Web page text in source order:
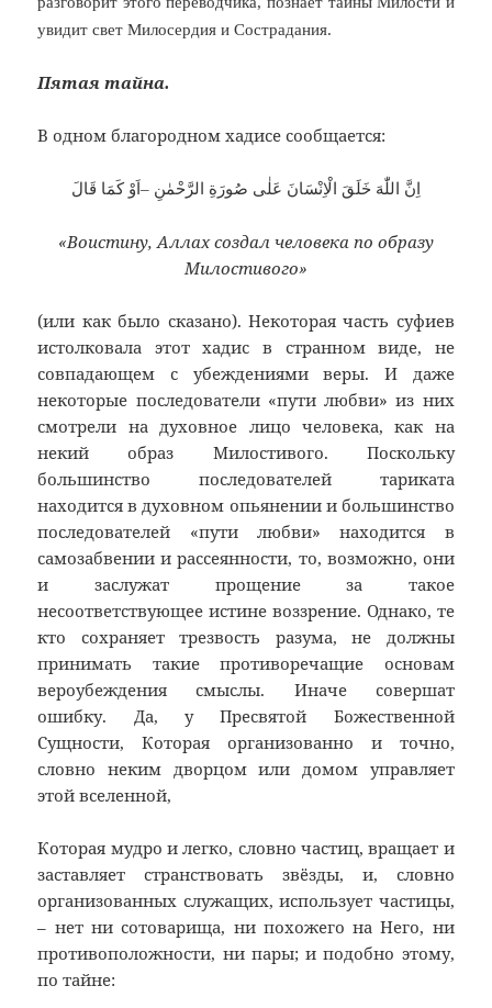
увидит свет Милосердия и Сострадания.
Пятая тайна.
В одном благородном хадисе сообщается:
اِنَّ اللّٰهَ خَلَقَ الْاِنْسَانَ عَلٰى صُورَةِ الرَّحْمٰنِ –اَوْ كَمَا قَالَ
«Воистину, Аллах создал человека по образу
Милостивого»
(или как было сказано). Некоторая часть суфиев
истолковала этот хадис в странном виде, не
совпадающем с убеждениями веры. И даже
некоторые последователи «пути любви» из них
смотрели на духовное лицо человека, как на
некий образ Милостивого. Поскольку
большинство последователей тариката
находится в духовном опьянении и большинство
последователей «пути любви» находится в
самозабвении и рассеянности, то, возможно, они
и заслужат прощение за такое
несоответствующее истине воззрение. Однако, те
кто сохраняет трезвость разума, не должны
принимать такие противоречащие основам
вероубеждения смыслы. Иначе совершат
ошибку. Да, у Пресвятой Божественной
Сущности, Которая организованно и точно,
словно неким дворцом или домом управляет
этой вселенной,
Которая мудро и легко, словно частиц, вращает и
заставляет странствовать звёзды, и, словно
организованных служащих, использует частицы,
– нет ни сотоварища, ни похожего на Него, ни
противоположности, ни пары; и подобно этому,
по тайне: